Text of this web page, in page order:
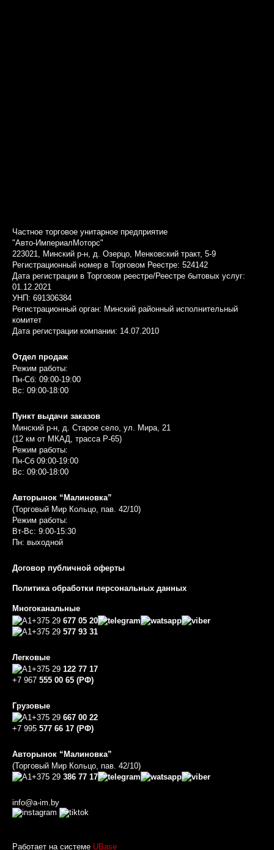
Частное торговое унитарное предприятие
"Авто-ИмпериалМоторс"
223021, Минский р-н, д. Озерцо, Менковский тракт, 5-9
Регистрационный номер в Торговом Реестре: 524142
Дата регистрации в Торговом реестре/Реестре бытовых услуг:
01.12.2021
УНП: 691306384
Регистрационный орган: Минский районный исполнительный
комитет
Дата регистрации компании: 14.07.2010
Отдел продаж
Режим работы:
Пн-Сб: 09:00-19:00
Вс: 09:00-18:00
Пункт выдачи заказов
Минский р-н, д. Старое село, ул. Мира, 21
(12 км от МКАД, трасса P-65)
Режим работы:
Пн-Сб 09:00-19:00
Вс: 09:00-18:00
Авторынок “Малиновка”
(Торговый Мир Кольцо, пав. 42/10)
Режим работы:
Вт-Вс: 9:00-15:30
Пн: выходной
Договор публичной оферты
Политика обработки персональных данных
Многоканальные
+375 29 677 05 20
+375 29 577 93 31
Легковые
+375 29 122 77 17
+7 967 555 00 65 (РФ)
Грузовые
+375 29 667 00 22
+7 995 577 66 17 (РФ)
Авторынок “Малиновка”
(Торговый Мир Кольцо, пав. 42/10)
+375 29 386 77 17
info@a-im.by
Работает на системе UBase